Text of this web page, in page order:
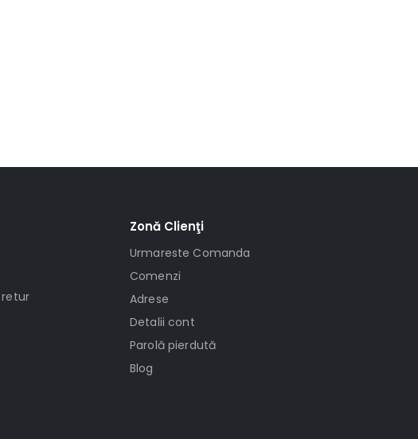
retur
Zonă Clienţi
Urmareste Comanda
Comenzi
Adrese
Detalii cont
Parolă pierdută
Blog